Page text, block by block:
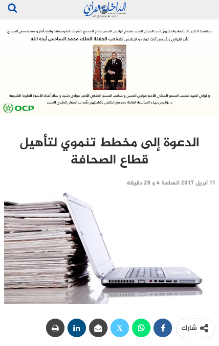
الدعوة إلى مخطط تنموي لتأهيل
قطاع الصحافة
11 أبريل 2017 الساعة 4 و 28 دقيقة
شارك